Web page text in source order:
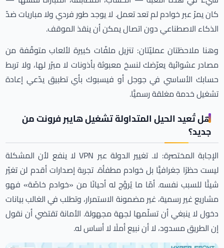
كان يمرّ عبر خوادم لم تعد تعمل. لا يوجد طور فردي ولا مباريات ضدّ
الذكاء الاصطناعي دون اتصال يمكن أن ينقذ الموقف.
وهنا ملاحظتان عمليّتان: تنزيل ملفّات كبيرة لألعاب متوقّفة من
مصادر عشوائية يعرّضك لنسخ معبوثة بأذونات لا مبرّر لها، ولا تربط
حسابك الأساسي في جوجل أو فيسبوك بأي تطبيق يدّعي إعادة
تشغيل خدمة مغلقة رسميًّا.
هل تُعيد الحيل المتداولة تشغيل هايبر فرونت من
جديد؟
الإجابة المختصرة: لا. تغيير الدولة عبر VPN لا ينفع لأن المشكلة
ليست حظرًا جغرافيًّا بل خوادم مطفأة. تجربة إصدارات أقدم لن تغيّر
شيئًا للسبب نفسه. أمّا ما يُروَّج له أحيانًا من «خوادم خاصّة» فهو
مشاريع غير رسمية، غير مضمونة الاستمرار، وتطلب في الغالب بيانات
دخول لا ينبغي أن تسلّمها لجهة مجهولة. الأمانة تقتضي أن نقول
إن الطريق مسدود، لا أن نبيع أملًا لا أساس له.